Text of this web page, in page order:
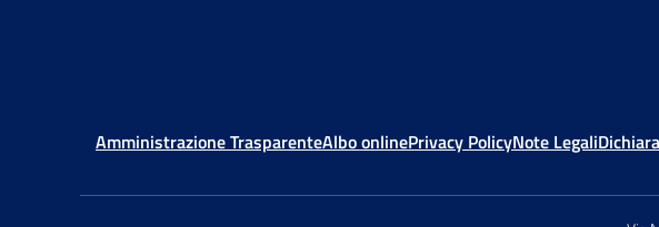
Amministrazione TrasparenteAlbo onlinePrivacy PolicyNote Legali